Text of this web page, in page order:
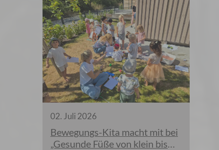
02. Juli 2026
Bewegungs-Kita macht mit bei
„Gesunde Füße von klein bis